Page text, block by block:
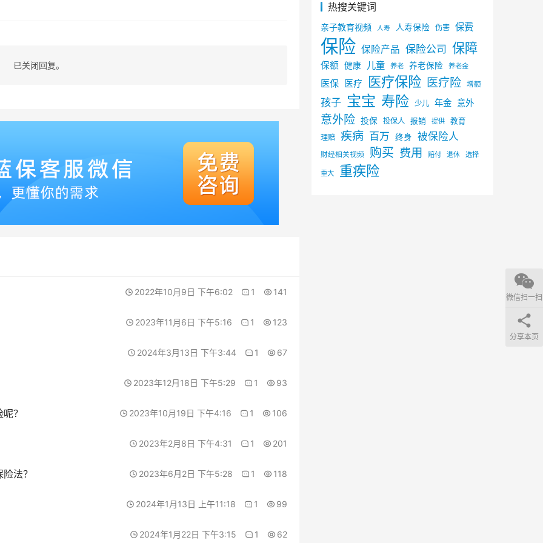
已关闭回复。
2022年10月9日 下午6:02 1 141
2023年11月6日 下午5:16 1 123
2024年3月13日 下午3:44 1 67
2023年12月18日 下午5:29 1 93
？ 2023年10月19日 下午4:16 1 106
2023年2月8日 下午4:31 1 201
法？ 2023年6月2日 下午5:28 1 118
2024年1月13日 上午11:18 1 99
2024年1月22日 下午3:15 1 62
热搜关键词
亲子教育视频 人寿 人寿保险 伤害 保费
保险 保险产品 保险公司 保障
保额 健康 儿童 养老 养老保险 养老金
医保 医疗 医疗保险 医疗险 增额
孩子 宝宝 寿险 少儿 年金 意外
意外险 投保 投保人 报销 提供
教育
理赔 疾病 百万 终身 被保险人
财经相关视频 购买 费用 赔付 退休 选择
重大 重疾险
微信扫一扫
分享本页